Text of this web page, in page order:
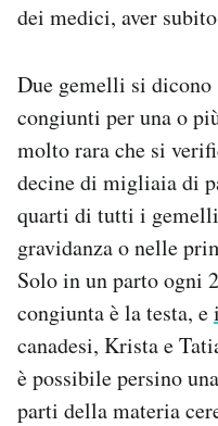
dei medici, aver
Due gemelli si dicono
congiunti per una o
molto rara che si
decine di migliaia di
quarti di tutti i
gravidanza o nelle
Solo in un parto ogni
congiunta è la testa, e
canadesi, Krista e
è possibile persino
parti della materia